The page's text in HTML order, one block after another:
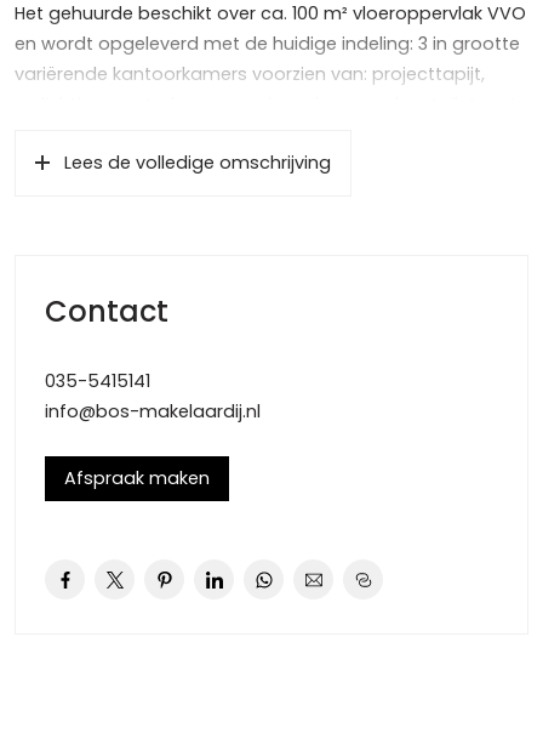
Het gehuurde beschikt over ca. 100 m² vloeroppervlak VVO
en wordt opgeleverd met de huidige indeling: 3 in grootte
variërende kantoorkamers voorzien van: projecttapijt,
vaatwasser, koel-/vriescombinatie en combi
wordt buiten openingstijden met een hek afgesloten en
Verhuurcondities
– Waarborgsom : 3 maanden huur, excl. 21% BTW
– Aanvaarding : in overleg, kan op korte termijn
– Servicekosten : bijdrage in de servicekosten van de VVE
– Voorschot g/w/e : € 250,00 p/mnd. (indicatie)
Lees de volledige omschrijving
Contact
035-5415141
info@bos-makelaardij.nl
Afspraak maken